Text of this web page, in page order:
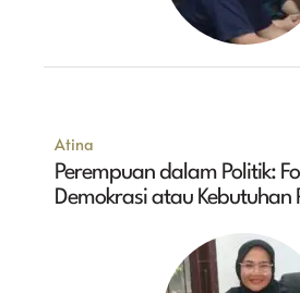
Atina
Perempuan dalam Politik:
Demokrasi atau Kebutuhan